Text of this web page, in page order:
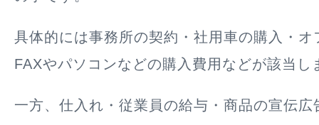
具体的には事務所の契約・社用車の購入・オ
FAXやパソコンなどの購入費用などが該当し
一方、仕入れ・従業員の給与・商品の宣伝広